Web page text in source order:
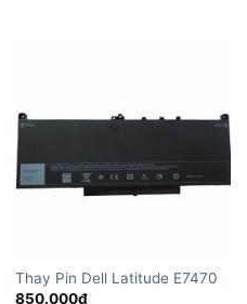
Thay Pin Dell Latitude E7470
850.000₫